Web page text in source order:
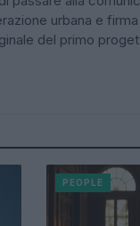
urbana e
del primo
PEOPLE